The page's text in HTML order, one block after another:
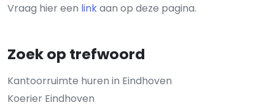
Vraag hier een linkaan op deze pagina.
Zoek op trefwoord
Kantoorruimte huren in Eindhoven
Koerier Eindhoven